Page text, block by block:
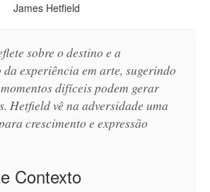
James Hetfield
sobre o destino e a
experiência em arte, sugerindo
difíceis podem gerar
Hetfield vê na adversidade uma
crescimento e expressão
Contexto